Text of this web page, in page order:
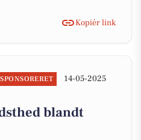
Kopiér link
SPONSORERET
14-05-2025
blandt